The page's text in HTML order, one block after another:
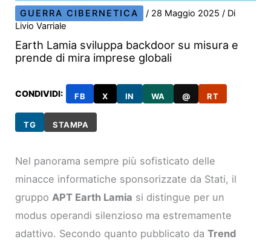
GUERRA CIBERNETICA / 28 Maggio 2025/ Di
Livio Varriale
Earth Lamia sviluppa backdoor su misura e
prende di mira imprese globali
CONDIVIDI: FB X IN WA @ RT
TG STAMPA
Nel panorama sempre più sofisticato delle
minacce informatiche sponsorizzate da Stati, il
gruppoAPT Earth Lamia si distingue per un
modus operandi silenzioso ma estremamente
adattivo. Secondo quanto pubblicato daTrend